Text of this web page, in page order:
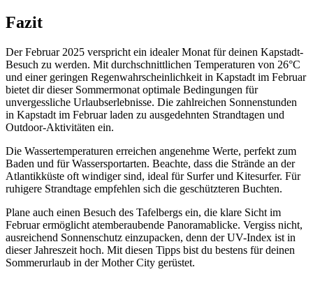
Fazit
Der Februar 2025 verspricht ein idealer Monat für deinen Kapstadt-
Besuch zu werden. Mit durchschnittlichen Temperaturen von 26°C
und einer geringen Regenwahrscheinlichkeit in Kapstadt im Februar
bietet dir dieser Sommermonat optimale Bedingungen für
unvergessliche Urlaubserlebnisse. Die zahlreichen Sonnenstunden
in Kapstadt im Februar laden zu ausgedehnten Strandtagen und
Outdoor-Aktivitäten ein.
Die Wassertemperaturen erreichen angenehme Werte, perfekt zum
Baden und für Wassersportarten. Beachte, dass die Strände an der
Atlantikküste oft windiger sind, ideal für Surfer und Kitesurfer. Für
ruhigere Strandtage empfehlen sich die geschützteren Buchten.
Plane auch einen Besuch des Tafelbergs ein, die klare Sicht im
Februar ermöglicht atemberaubende Panoramablicke. Vergiss nicht,
ausreichend Sonnenschutz einzupacken, denn der UV-Index ist in
dieser Jahreszeit hoch. Mit diesen Tipps bist du bestens für deinen
Sommerurlaub in der Mother City gerüstet.